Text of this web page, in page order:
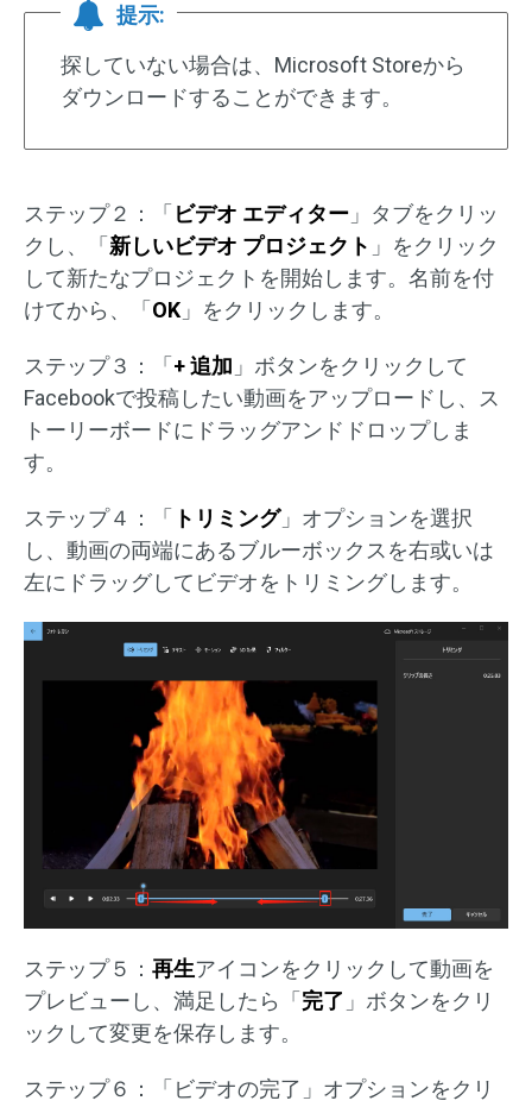
提示:
探していない場合は、Microsoft Storeから
ダウンロードすることができます。
ステップ２：「 ビデオ エディター 」タブをクリッ
クし、「 新しいビデオ プロジェクト 」をクリック
して新たなプロジェクトを開始します。名前を付
けてから、「 OK 」をクリックします。
ステップ３：「 + 追加 」ボタンをクリックして
Facebookで投稿したい動画をアップロードし、ス
トーリーボードにドラッグアンドドロップしま
す。
ステップ４：「 トリミング」オプションを選択
し、動画の両端にあるブルーボックスを右或いは
左にドラッグしてビデオをトリミングします。
ステップ５： 再生アイコンをクリックして動画を
プレビューし、満足したら「 完了 」ボタンをクリ
ックして変更を保存します。
ステップ６：「ビデオの完了」オプションをクリ